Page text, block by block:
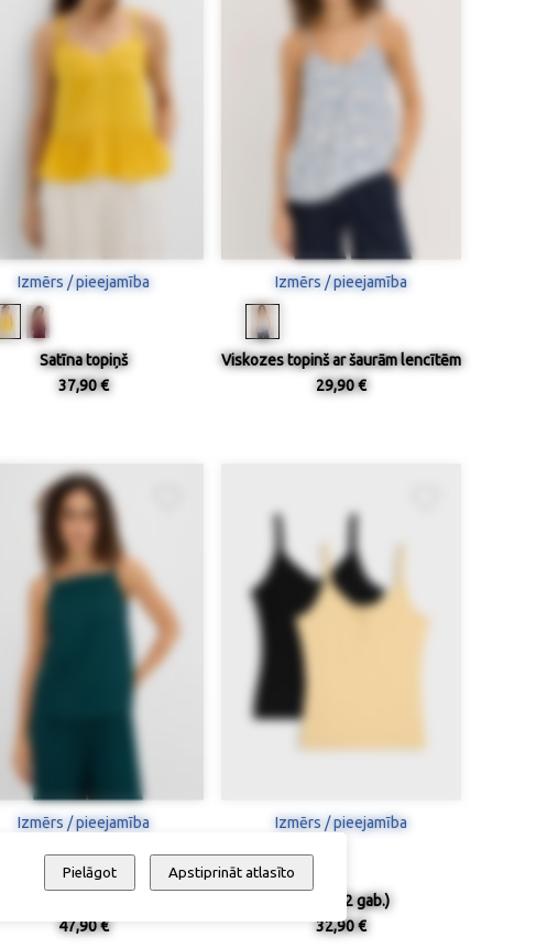
Izmērs / pieejamība
Satīna topiņš
37,90 €
Izmērs / pieejamība
Viskozes topinš ar šaurām lencītēm
29,90 €
Izmērs / pieejamība
47,90 €
Izmērs / pieejamība
Topiņš (2 gab.)
32,90 €
Pielāgot Apstiprināt atlasīto